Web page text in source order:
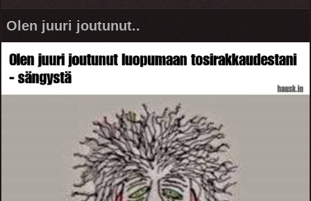
Olen juuri joutunut..